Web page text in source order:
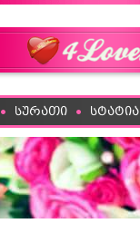
სურათი სტატია